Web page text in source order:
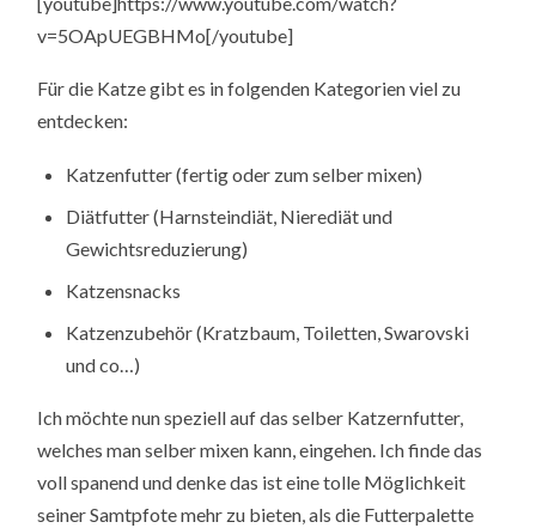
v=5OApUEGBHMo[/youtube]
Für die Katze gibt es in folgenden Kategorien viel zu
entdecken:
Katzenfutter (fertig oder zum selber mixen)
Diätfutter (Harnsteindiät, Nierediät und
Gewichtsreduzierung)
Katzensnacks
Katzenzubehör (Kratzbaum, Toiletten, Swarovski
und co…)
Ich möchte nun speziell auf das selber Katzernfutter,
welches man selber mixen kann, eingehen. Ich finde das
voll spanend und denke das ist eine tolle Möglichkeit
seiner Samtpfote mehr zu bieten, als die Futterpalette